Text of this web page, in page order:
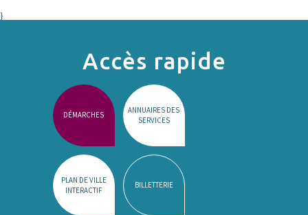
}
Accès rapide
DÉMARCHES
ANNUAIRES DES
SERVICES
PLAN DE VILLE
INTERACTIF
BILLETTERIE